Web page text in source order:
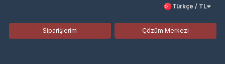
Türkçe / TL
Siparişlerim Çözüm Merkezi